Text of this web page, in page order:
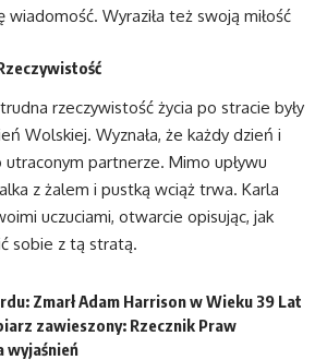
Wyraziła też swoją miłość
rzeczywistość życia po stracie były
Wolskiej. Wyznała, że każdy dzień i
partnerze. Mimo upływu
z żalem i pustką wciąż trwa. Karla
uczuciami, otwarcie opisując, jak
sobie z tą stratą.
Zmarł Adam Harrison w Wieku 39 Lat
zawieszony: Rzecznik Praw
wyjaśnień